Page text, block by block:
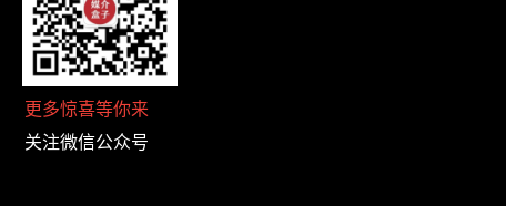
更多惊喜等你来
关注微信公众号